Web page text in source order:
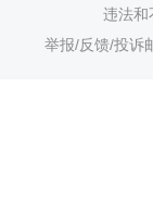
违法和
举报/反馈/投诉